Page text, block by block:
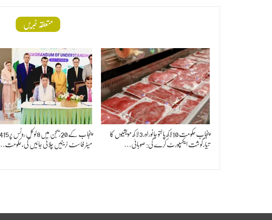
متعلقہ خبریں
پنجاب حکومت 10لاکھ پالتو جانوراور 3لا کھ مویشیوں کا
تیارگوشت ایکسپورٹ کرے گی: صوبائی…
میٹر فاسٹ ٹرینیں چلائی جائیں گی،حکومت…